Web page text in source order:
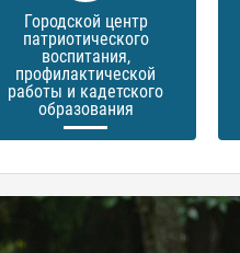
Городской центр
патриотического
воспитания,
профилактической
работы и кадетского
образования